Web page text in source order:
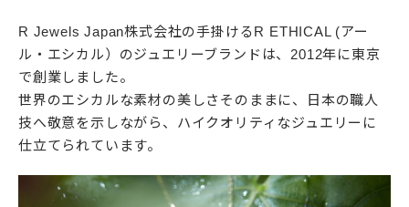
R Jewels Japan株式会社の手掛けるR ETHICAL (アー
ル・エシカル）のジュエリーブランドは、2012年に東京
で創業しました。
世界のエシカルな素材の美しさそのままに、日本の職人
技へ敬意を示しながら、ハイクオリティなジュエリーに
仕立てられています。